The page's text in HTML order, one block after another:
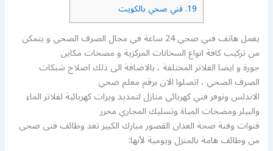
19. فني صحي بالكويت
يعمل هاتف فني صحي 24 ساعة في مجال الصرف الصحي و يتمكن
من تركيب كافة انواع السخانات المركزية و مضخات مكاين
جورة و ايضا الفلاتر المختلفة ، بالاضافة الى ذلك اصلاح شبكات
الصرف الصحي ، اتصلوا الان برقم معلم صحي
الاندلس ونوفر فني كهربائي منازل لتمديد ويرات كهربائية لفلاتر الماء
والبيلر ومضخات المياة وتسليك المجاري محرر
قنوات وفنة صحة العدان القصور مبارك الكبير تعد وظائف فنى صحى
من وظائف هامة بالمنزل ويومية لأنها: